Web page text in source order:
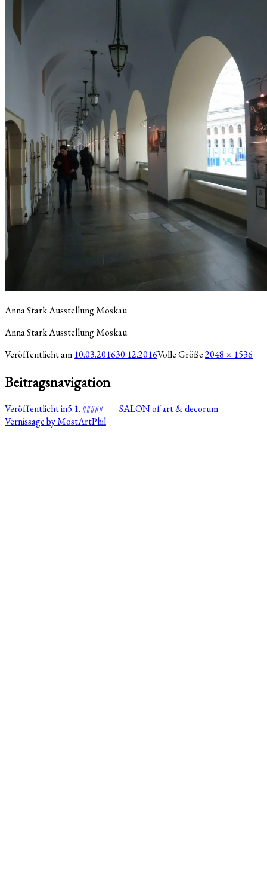
Anna Stark Ausstellung Moskau
Anna Stark Ausstellung Moskau
Veröffentlicht am 10.03.201630.12.2016Volle Größe2048 × 1536
Beitragsnavigation
Veröffentlicht in5.1. ##### – – SALON of art & decorum – –
Vernissage by MostArtPhil